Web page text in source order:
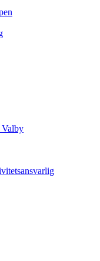
Valby